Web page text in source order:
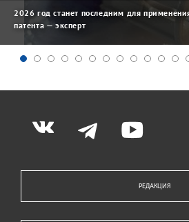
2026 год станет последним для
патента — эксперт
РЕДАКЦИЯ